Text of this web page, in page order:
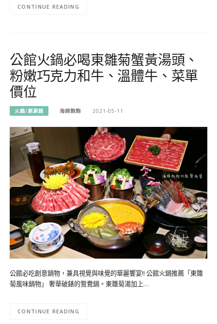
CONTINUE READING
公館火鍋必喝東雛菊蟹黃湯頭、
粉嫩巧克力和牛、溫體牛、菜單
價位
火鍋/涮涮鍋 海綿飽飽 2021-05-11
公館必吃創意鍋物，兼具視覺與味覺的華麗饗宴!! 公館火鍋推薦「東雛
菊風味鍋物」 奢華破錶的鴛鴦鍋。東雛菊湯加上…
CONTINUE READING